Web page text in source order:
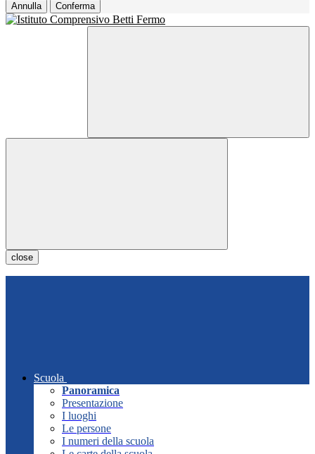
Annulla Conferma
close
Scuola
Panoramica
Presentazione
I luoghi
Le persone
I numeri della scuola